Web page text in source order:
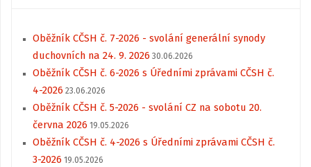
Oběžník CČSH č. 7-2026 - svolání generální synody
duchovních na 24. 9. 2026 30.06.2026
Oběžník CČSH č. 6-2026 s Úředními zprávami CČSH č.
4-2026 23.06.2026
Oběžník CČSH č. 5-2026 - svolání CZ na sobotu 20.
června 2026 19.05.2026
Oběžník CČSH č. 4-2026 s Úředními zprávami CČSH č.
3-2026 19.05.2026